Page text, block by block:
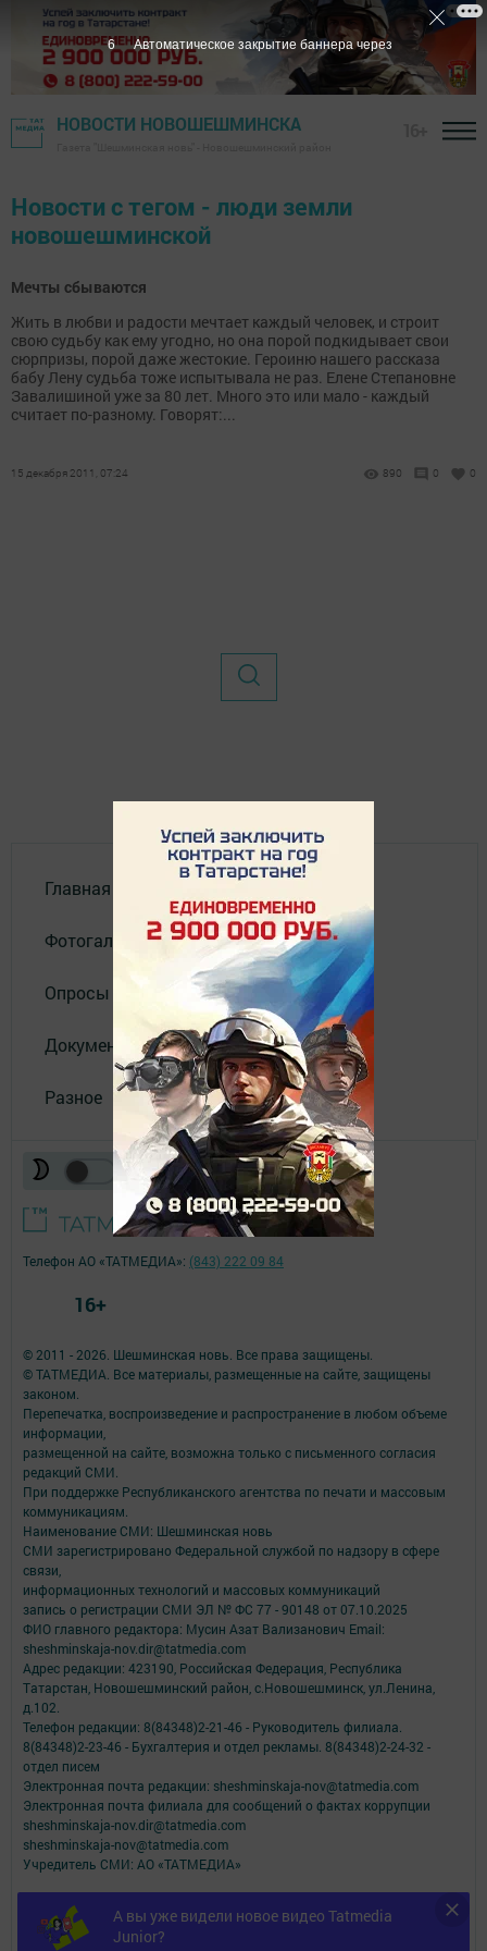
НОВОСТИ НОВОШЕШМИНСКА
Новости с тегом - люди земли
новошешминской
Мечты сбываются
Жить в любви и радости мечтает каждый человек, и строит
свою судьбу как ему угодно, но она порой подкидывает свои
сюрпризы, порой даже жестокие. Героиню нашего рассказа
бабу Лену судьба тоже испытывала не раз. Елене Степановне
Завалишиной уже за 80 лет. Много это или мало - каждый
считает по-разному. Говорят:...
15 декабря 2011, 07:24 890 0 0
Главная
Фотогалереи
Опросы
Документы
Разное
А вы уже видели новое видео Tatmedia
Junior?
© 2011 - 2026. Шешминская новь. Все права защищены.
© ТАТМЕДИА. Все материалы, размещенные на сайте, защищены
законом.
Перепечатка, воспроизведение и распространение в любом объеме
информации,
размещенной на сайте, возможна только с письменного согласия
редакций СМИ.
При поддержке Республиканского агентства по печати и массовым
коммуникациям.
Наименование СМИ: Шешминская новь
СМИ зарегистрировано Федеральной службой по надзору в сфере
связи,
информационных технологий и массовых коммуникаций
запись о регистрации СМИ ЭЛ № ФС 77 - 90148 от 07.10.2025
ФИО главного редактора: Мусин Азат Вализанович Email:
sheshminskaja-nov.dir@tatmedia.com
Адрес редакции: 423190, Российская Федерация, Республика
Татарстан, Новошешминский район, с.Новошешминск, ул.Ленина,
д.102.
Телефон редакции: 8(84348)2-21-46 - Руководитель филиала.
8(84348)2-23-46 - Бухгалтерия и отдел рекламы. 8(84348)2-24-32 -
отдел писем
Электронная почта редакции: sheshminskaja-nov@tatmedia.com
Электронная почта филиала для сообщений о фактах коррупции
sheshminskaja-nov.dir@tatmedia.com
sheshminskaja-nov@tatmedia.com
Учредитель СМИ: АО «ТАТМЕДИА»
Антикоррупционная политика
АО «ТАТМЕДИА» использует «cookie»для персонализации сервисов и
удобства пользователей сайтом.
Телефон АО «ТАТМЕДИА»: (843) 222 09 84
16+
6 Автоматическое закрытие баннера через